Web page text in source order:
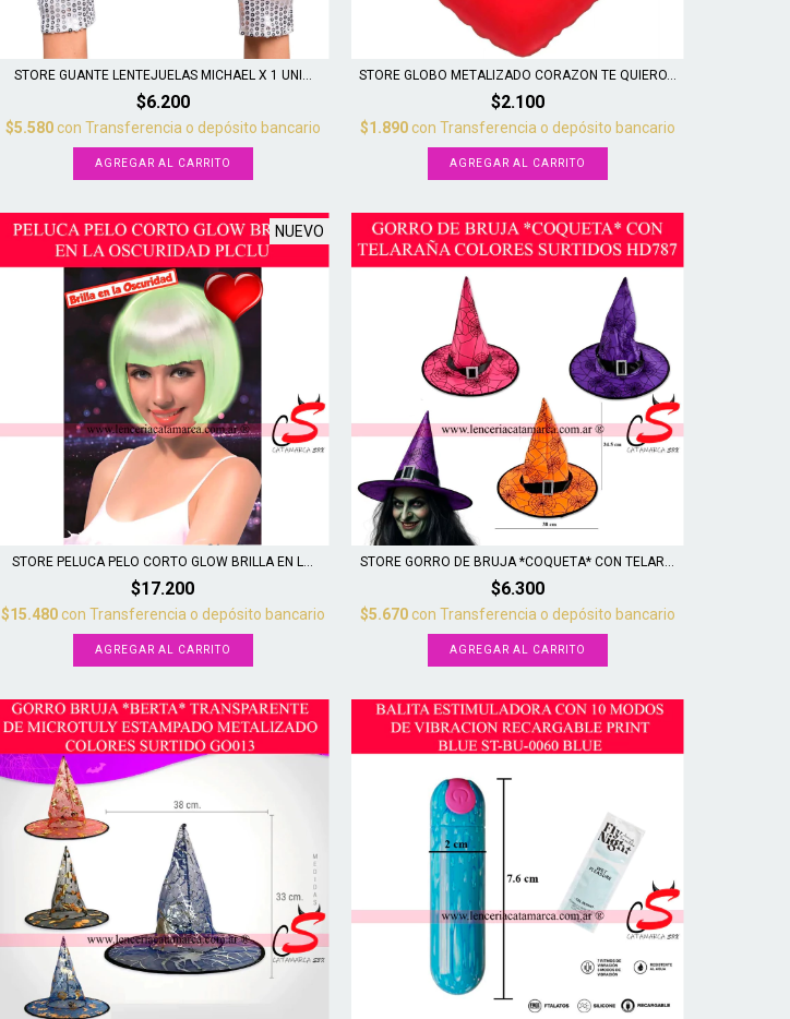
STORE GUANTE LENTEJUELAS MICHAEL X 1 UNI...
$6.200
$5.580con Transferencia o depósito bancario
AGREGAR AL CARRITO
STORE GLOBO METALIZADO CORAZON TE QUIERO...
$2.100
$1.890con Transferencia o depósito bancario
NUEVO
STORE PELUCA PELO CORTO GLOW BRILLA EN L...
$17.200
$15.480con Transferencia o depósito bancario
STORE GORRO DE BRUJA *COQUETA* CON TELAR...
$6.300
$5.670con Transferencia o depósito bancario